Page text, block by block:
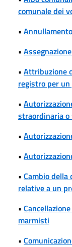
comunale dei
•
•
• Attribuzione
registro per
•
straordinaria o
•
•
• Cambio della
relative a un
•
marmisti
•